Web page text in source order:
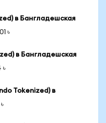
в Бангладешская
৳
в Бангладешская
৳
Tokenized) в